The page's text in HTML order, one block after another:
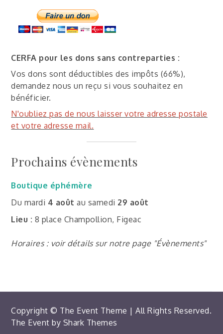
CERFA pour les dons sans contreparties :
Vos dons sont déductibles des impôts (66%),
demandez nous un reçu si vous souhaitez en
bénéficier.
N'oubliez pas de nous laisser votre adresse postale
et votre adresse mail.
Prochains évènements
Boutique éphémère
Du mardi 4 août au samedi 29 août
Lieu : 8 place Champollion, Figeac
Horaires : voir détails sur notre page "Évènements"
Copyright © The Event Theme | All Rights Reserved.
The Event by Shark Themes